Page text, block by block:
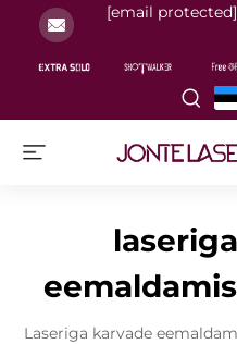
[email protected]
Laseriga karvade